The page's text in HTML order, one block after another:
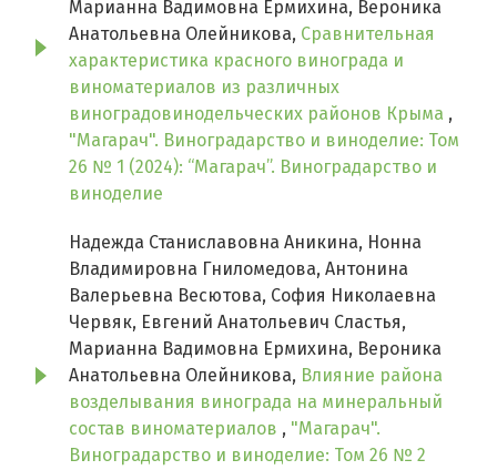
Марианна Вадимовна Ермихина, Вероника
Анатольевна Олейникова, Сравнительная
характеристика красного винограда и
виноматериалов из различных
виноградовинодельческих районов Крыма ,
"Магарач". Виноградарство и виноделие: Том
26 № 1 (2024): “Магарач”. Виноградарство и
виноделие
Надежда Станиславовна Аникина, Нонна
Владимировна Гниломедова, Антонина
Валерьевна Весютова, София Николаевна
Червяк, Евгений Анатольевич Сластья,
Марианна Вадимовна Ермихина, Вероника
Анатольевна Олейникова, Влияние района
возделывания винограда на минеральный
состав виноматериалов , "Магарач".
Виноградарство и виноделие: Том 26 № 2